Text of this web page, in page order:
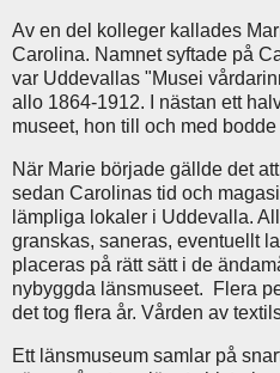
Av en del kolleger kallades
Carolina. Namnet syftade på
var Uddevallas "Musei
allo 1864-1912. I nästan ett
museet, hon till och med bodde
När Marie började gällde det
sedan Carolinas tid och
lämpliga lokaler i Uddevalla.
granskas, saneras, eventuellt
placeras på rätt sätt i de
nybyggda länsmuseet. Flera
det tog flera år. Vården av
Ett länsmuseum samlar på